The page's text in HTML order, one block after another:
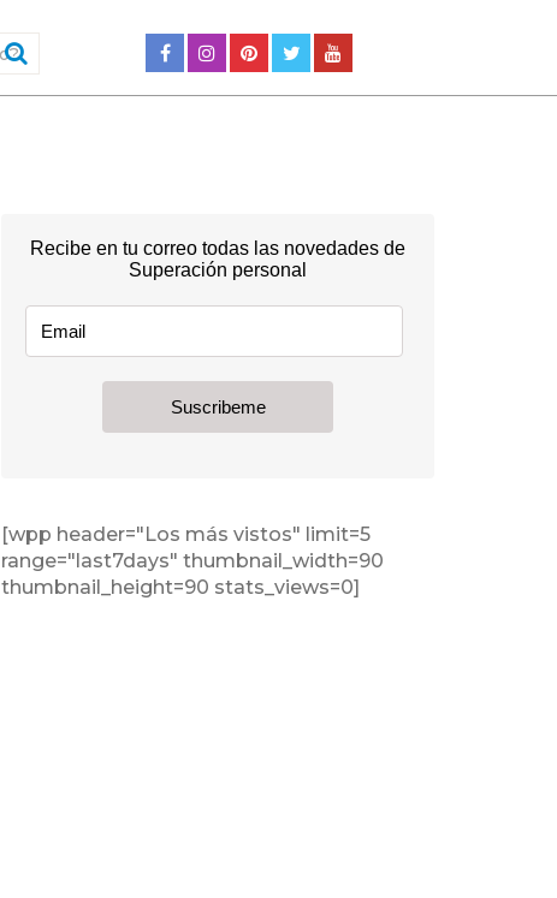
[wpp header="Los más vistos" limit=5
range="last7days" thumbnail_width=90
thumbnail_height=90 stats_views=0]